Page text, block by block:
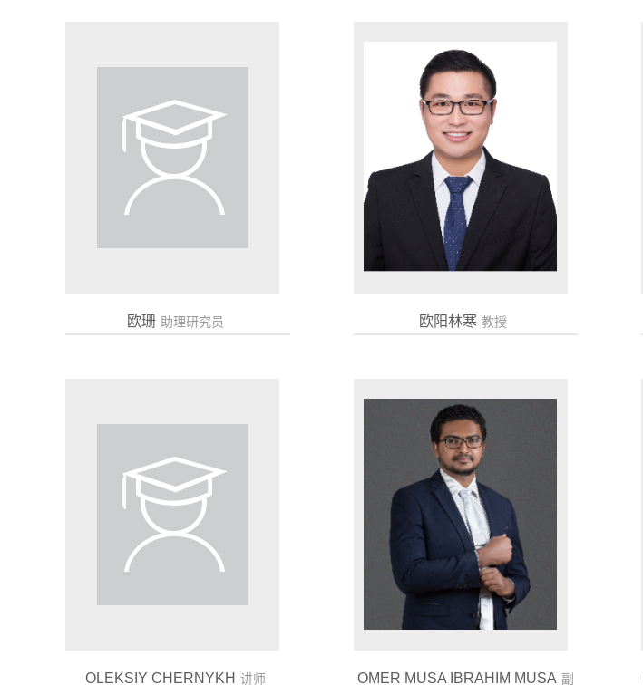
欧珊 助理研究员 欧阳林寒 教授
OLEKSIY CHERNYKH 讲师 OMER MUSA IBRAHIM MUSA 副